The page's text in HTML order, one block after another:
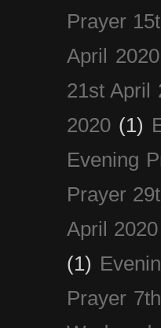
Prayer
April 2020
21st April
2020 (1)
Evening
Prayer
April 2020
(1)
Prayer